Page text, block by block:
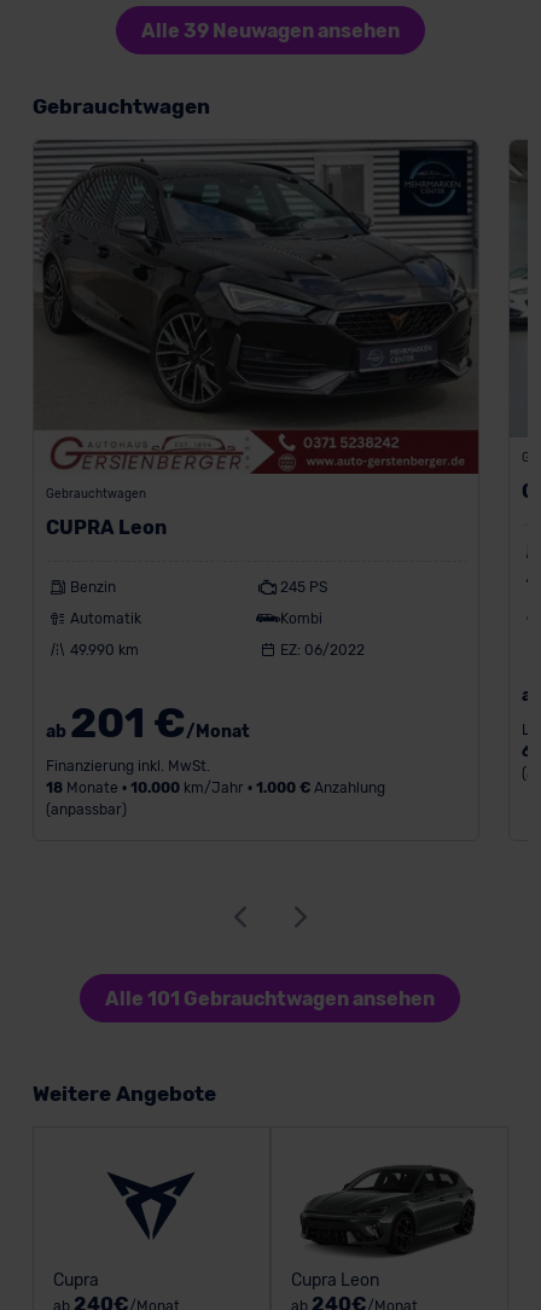
Alle 39 Neuwagen ansehen
Gebrauchtwagen
Gebrauchtwagen
CUPRA Leon
Benzin
245 PS
Automatik
Kombi
49.990 km
EZ: 06/2022
ab 201 €/Monat
Finanzierung inkl. MwSt.
18Monate • 10.000km/Jahr • 1.000 €Anzahlung
(anpassbar)
60
Alle 101 Gebrauchtwagen ansehen
Weitere Angebote
Cupra
240€
Cupra Leon
240€